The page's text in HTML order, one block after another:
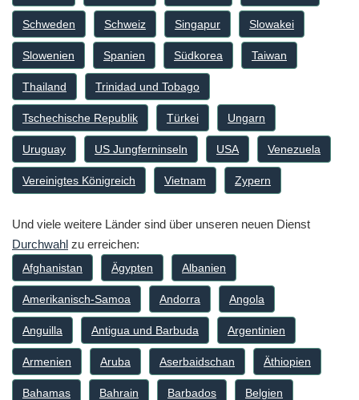
Schweden Schweiz Singapur Slowakei
Slowenien Spanien Südkorea Taiwan
Thailand Trinidad und Tobago
Tschechische Republik Türkei Ungarn
Uruguay US Jungferninseln USA Venezuela
Vereinigtes Königreich Vietnam Zypern
Und viele weitere Länder sind über unseren neuen Dienst
Durchwahl zu erreichen:
Afghanistan Ägypten Albanien
Amerikanisch-Samoa Andorra Angola
Anguilla Antigua und Barbuda Argentinien
Armenien Aruba Aserbaidschan Äthiopien
Bahamas Bahrain Barbados Belgien